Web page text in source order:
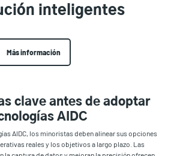
inteligentes
Más información
clave antes de adoptar
AIDC
AIDC, los minoristas deben alinear sus opciones
reales y los objetivos a largo plazo. Las